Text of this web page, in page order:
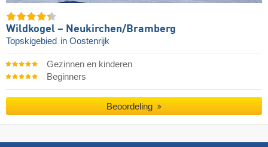
Wildkogel – Neukirchen/​Bramberg
Topskigebied in Oostenrijk
Gezinnen en kinderen
Beginners
Beoordeling